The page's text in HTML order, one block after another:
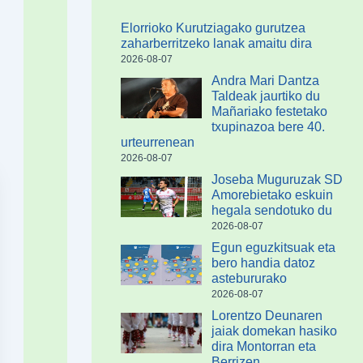
Elorrioko Kurutziagako gurutzea
zaharberritzeko lanak amaitu dira
2026-08-07
Andra Mari Dantza
Taldeak jaurtiko du
Mañariako festetako
txupinazoa bere 40.
urteurrenean
2026-08-07
Joseba Muguruzak SD
Amorebietako eskuin
hegala sendotuko du
2026-08-07
Egun eguzkitsuak eta
bero handia datoz
astebururako
2026-08-07
Lorentzo Deunaren
jaiak domekan hasiko
dira Montorran eta